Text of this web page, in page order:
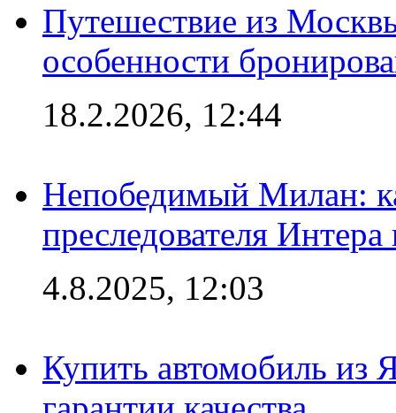
Путешествие из
особенности
18.2.2026, 12:44
Непобедимый Милан:
преследователя
4.8.2025, 12:03
Купить автомобиль из